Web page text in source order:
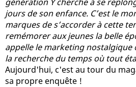
jours de son enfance. C’est le
marques de s’accorder à cette
remémorer aux jeunes la belle
appelle le marketing
la recherche du temps où tout
Aujourd'hui, c'est au tour du
sa propre enquête !